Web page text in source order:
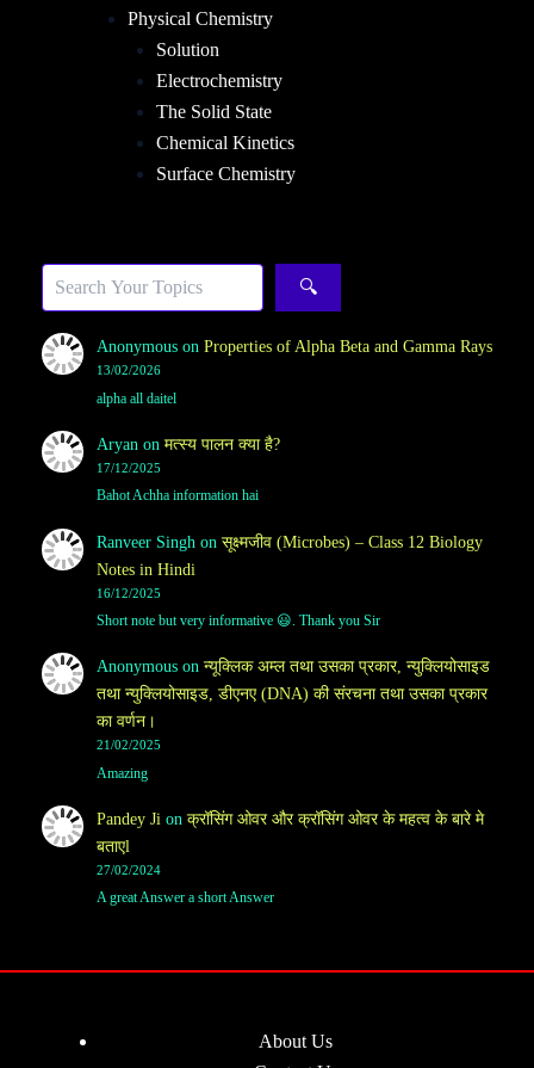
Physical Chemistry
Solution
Electrochemistry
The Solid State
Chemical Kinetics
Surface Chemistry
🔍
Anonymouson Properties of Alpha Beta and Gamma Rays
13/02/2026
alpha all daitel
Aryanon मत्स्य पालन क्या है?
17/12/2025
Bahot Achha information hai
Ranveer Singh on सूक्ष्मजीव (Microbes) – Class 12 Biology
Notes in Hindi
16/12/2025
Short note but very informative 😃. Thank you Sir
Anonymouson न्यूक्लिक अम्ल तथा उसका प्रकार, न्युक्लियोसाइड
तथा न्युक्लियोसाइड, डीएनए (DNA) की संरचना तथा उसका प्रकार
का वर्णन।
21/02/2025
Amazing
Pandey Ji on क्रॉसिंग ओवर और क्रॉसिंग ओवर के महत्व के बारे मे
बताएl
27/02/2024
A great Answer a short Answer
About Us